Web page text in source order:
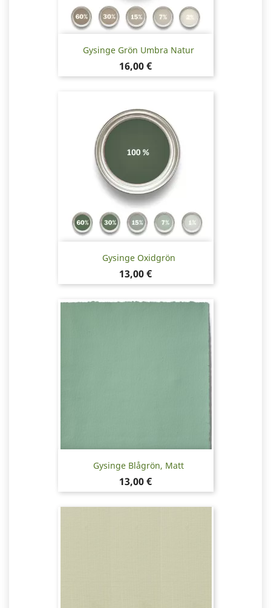
Gysinge Grön Umbra Natur
Pris
16,00 €
Gysinge Oxidgrön
Pris
13,00 €
Gysinge Blågrön, Matt
Pris
13,00 €